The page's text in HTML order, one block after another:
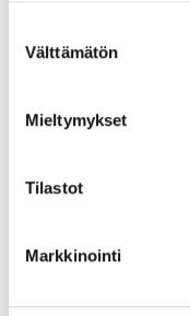
valinta
Välttämätön
Mieltymykset
Tilastot
Markkinointi
Yritykset
EU:n
–